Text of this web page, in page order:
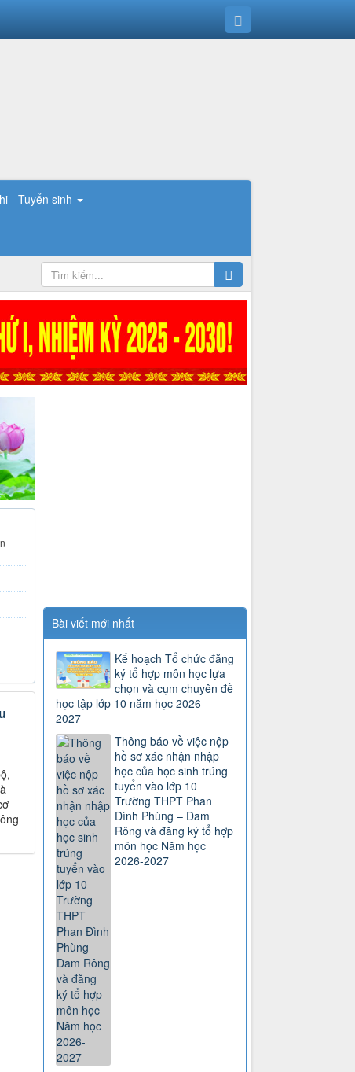
- Tuyển sinh
Bài viết mới nhất
Kế hoạch Tổ chức đăng
ký tổ hợp môn học lựa
chọn và cụm chuyên đề
học tập lớp 10 năm học 2026 -
2027
Thông báo về việc nộp
hồ sơ xác nhận nhập
học của học sinh trúng
tuyển vào lớp 10
Trường THPT Phan
Đình Phùng – Đam
Rông và đăng ký tổ hợp
môn học Năm học
2026-2027